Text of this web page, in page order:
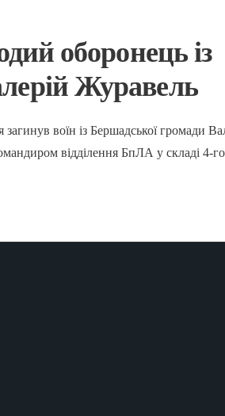
оборонець із
Журавель
воїн із Бершадської громади
відділення БпЛА у складі 4-